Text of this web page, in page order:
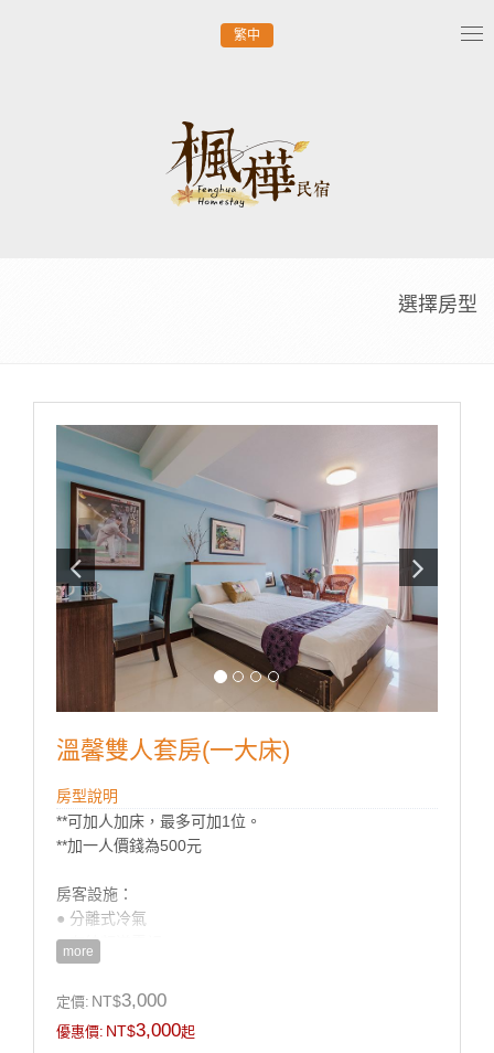
繁中
選擇房型
溫馨雙人套房(一大床)
房型說明
**可加人加床，最多可加1位。
**加一人價錢為500元
房客設施：
● 分離式冷氣
● 有線頻道電視
● 房內冰箱
● 飯店式盥洗用具
● 吹風機
● 獨立衛浴
more
定價: NT$3,000
優惠價: NT$3,000起